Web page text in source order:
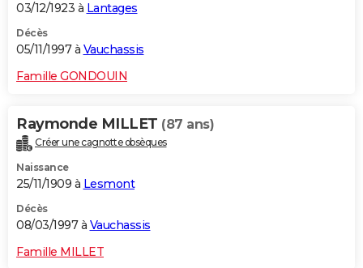
03/12/1923 à Lantages
Décès
05/11/1997 à Vauchassis
Famille GONDOUIN
Raymonde MILLET (87 ans)
Créer une cagnotte obsèques
Naissance
25/11/1909 à Lesmont
Décès
08/03/1997 à Vauchassis
Famille MILLET